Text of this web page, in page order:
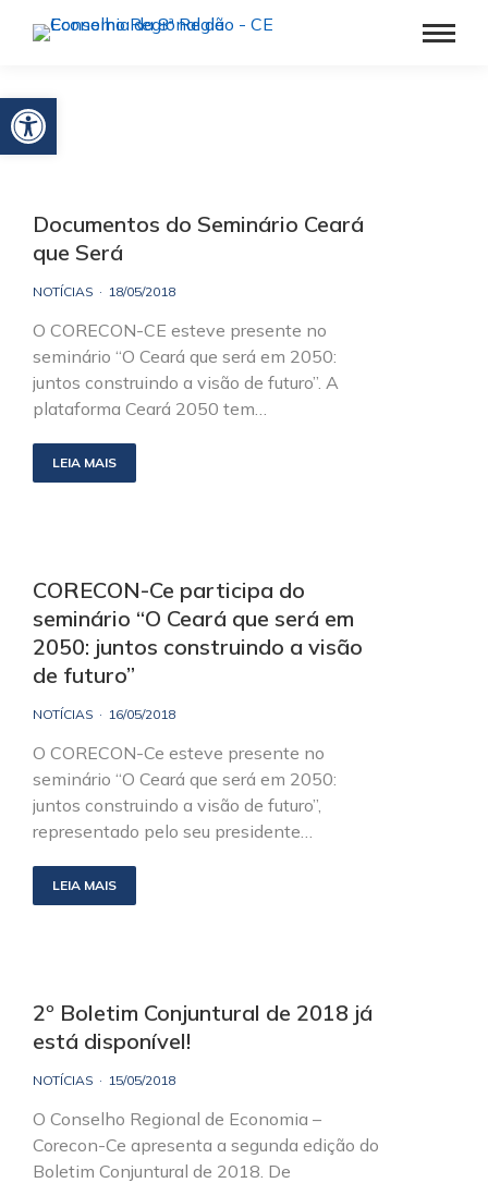
Barra de Ferramentas Aberta
Documentos do Seminário Ceará
que Será
NOTÍCIAS 18/05/2018
O CORECON-CE esteve presente no
seminário “O Ceará que será em 2050:
juntos construindo a visão de futuro”. A
plataforma Ceará 2050 tem…
LEIA MAIS
CORECON-Ce participa do
seminário “O Ceará que será em
2050: juntos construindo a visão
de futuro”
NOTÍCIAS 16/05/2018
O CORECON-Ce esteve presente no
seminário “O Ceará que será em 2050:
juntos construindo a visão de futuro”,
representado pelo seu presidente…
LEIA MAIS
2º Boletim Conjuntural de 2018 já
está disponível!
NOTÍCIAS 15/05/2018
O Conselho Regional de Economia –
Corecon-Ce apresenta a segunda edição do
Boletim Conjuntural de 2018. De